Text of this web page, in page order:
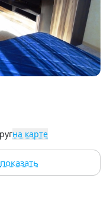
на карте
показать